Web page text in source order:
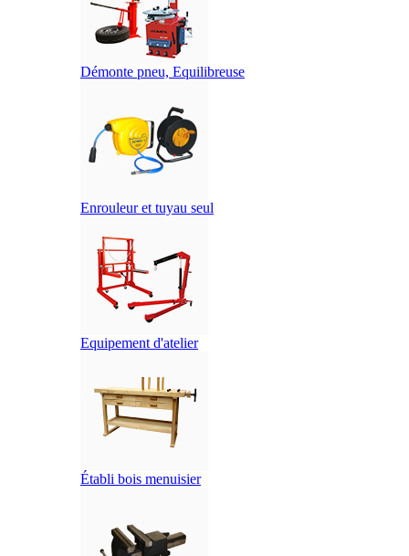
Démonte pneu, Equilibreuse
Enrouleur et tuyau seul
Equipement d'atelier
Établi bois menuisier